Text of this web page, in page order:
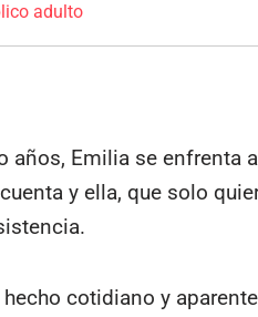
adulto
años, Emilia se enfrenta
y ella, que solo
cotidiano y